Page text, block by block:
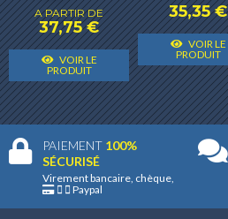
Ce
produit
a
variantes.
options
A PARTIR DE
37,75€
VOIR LE
PRODUIT
Ce
produit
a
plusieurs
variantes.
options
35,35€
VOIR LE
PRODUIT
PAIEMENT 100%
SÉCURISÉ
Virement bancaire, chèque,
Paypal